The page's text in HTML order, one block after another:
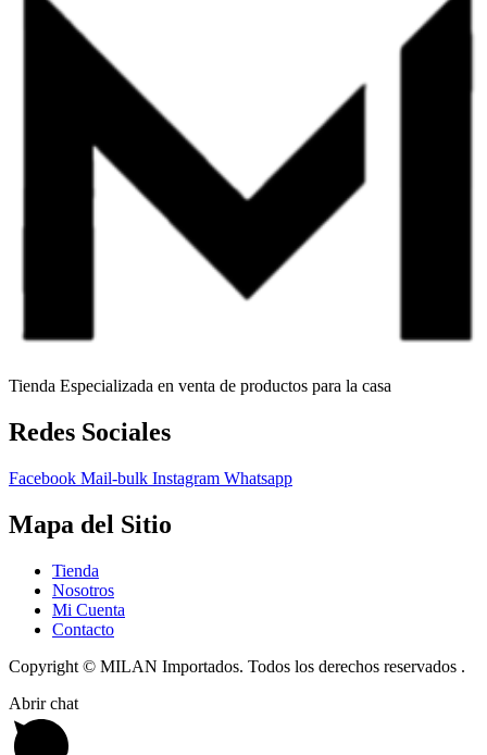
Tienda Especializada en venta de productos para la casa
Redes Sociales
Facebook Mail-bulk Instagram Whatsapp
Mapa del Sitio
Tienda
Nosotros
Mi Cuenta
Contacto
Copyright © MILAN Importados. Todos los derechos reservados .
Abrir chat